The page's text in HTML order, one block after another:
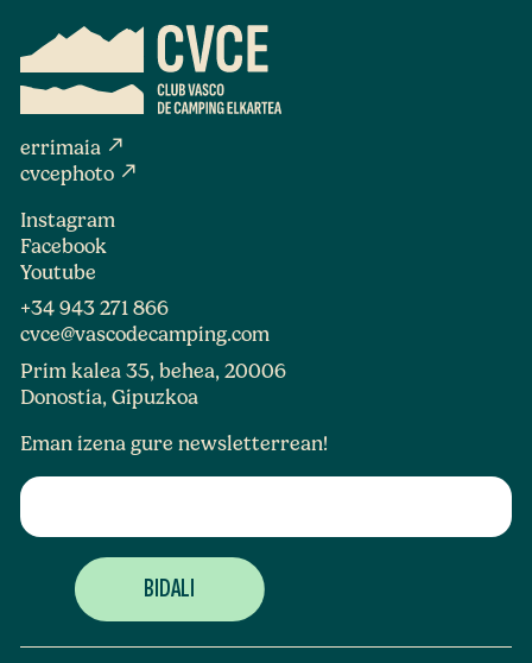
errimaia north_east
cvcephoto north_east
Instagram
Facebook
Youtube
+34 943 271 866
cvce@vascodecamping.com
Prim kalea 35, behea, 20006
Donostia, Gipuzkoa
Eman izena gure newsletterrean!